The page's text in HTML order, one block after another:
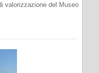
valorizzazione del Museo